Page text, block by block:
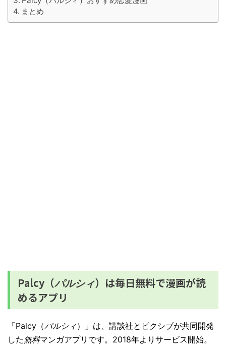
まとめ
Palcy（パルシィ）は毎日無料で漫画が読
めるアプリ
「Palcy（パルシィ）」は、講談社とピクシブが共同開発
した無料マンガアプリです。2018年よりサービス開始。